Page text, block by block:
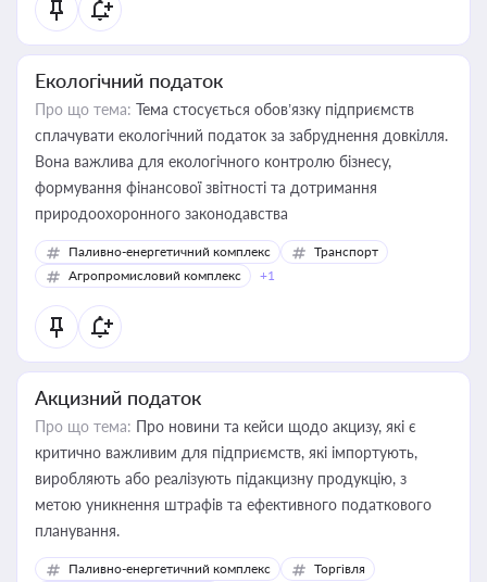
Екологічний податок
Про що тема: Тема стосується обов’язку підприємств
сплачувати екологічний податок за забруднення довкілля.
Вона важлива для екологічного контролю бізнесу,
формування фінансової звітності та дотримання
природоохоронного законодавства
Паливно-енергетичний комплекс
Транспорт
Агропромисловий комплекс
+1
Акцизний податок
Про що тема: Про новини та кейси щодо акцизу, які є
критично важливим для підприємств, які імпортують,
виробляють або реалізують підакцизну продукцію, з
метою уникнення штрафів та ефективного податкового
планування.
Паливно-енергетичний комплекс
Торгівля